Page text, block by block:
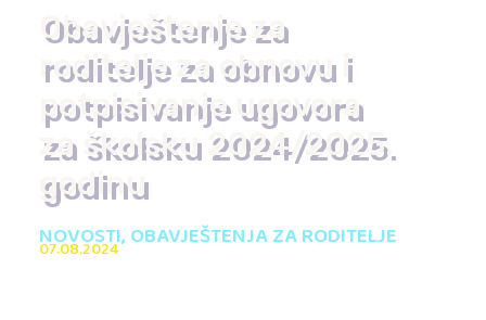
Obavještenje za
roditelje za obnovu i
potpisivanje ugovora
za školsku 2024/2025.
godinu
NOVOSTI,OBAVJEŠTENJA ZA RODITELJE
07.08.2024